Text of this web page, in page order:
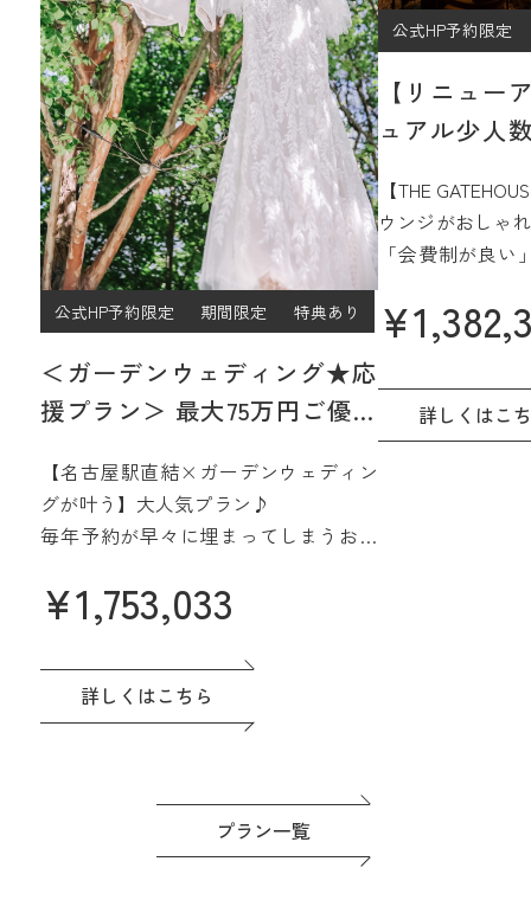
公式HP予約限定 期間限定 特典あり
＜ガーデンウェディング★応
援プラン＞ 最大75万円ご優待
【名古屋駅直結×ガーデンウェディン
グが叶う】大人気プラン♪
毎年予約が早々に埋まってしまうお得
名駅直結&緑あふれる貸切会場。名古
屋城も一望できる眺望も人気です♪高
評価の料理は一番のおもてなし。
ドレスなど贅沢な特典つき◎準備もゆ
っくり進めよう！
¥1,753,033
詳しくはこちら
公式HP予約限定
【リニュ
ュアル少人
【THE
ウンジがおしゃ
「会費制が良
過ごしたい」
そんなご希望
15階、名古屋を
間で実現☆
さらに魅力的に
¥
詳しくはこ
プラン一覧